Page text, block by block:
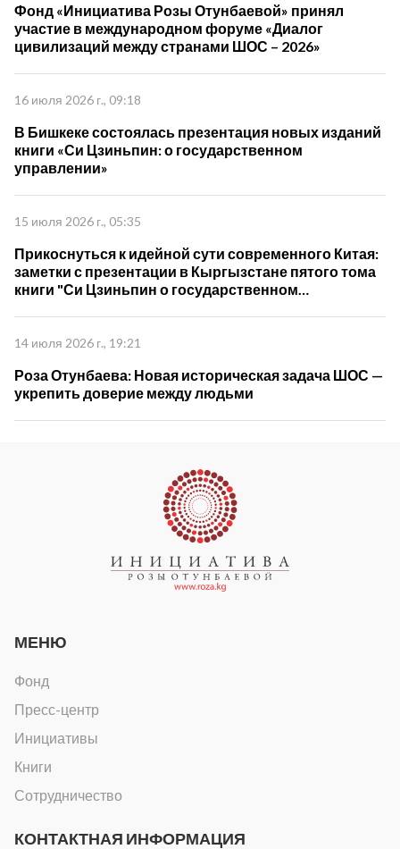
Фонд «Инициатива Розы Отунбаевой» принял
участие в международном форуме «Диалог
цивилизаций между странами ШОС – 2026»
16 июля 2026 г., 09:18
В Бишкеке состоялась презентация новых изданий
книги «Си Цзиньпин: о государственном
управлении»
15 июля 2026 г., 05:35
Прикоснуться к идейной сути современного Китая:
заметки с презентации в Кыргызстане пятого тома
книги "Си Цзиньпин о государственном
14 июля 2026 г., 19:21
Роза Отунбаева: Новая историческая задача ШОС —
укрепить доверие между людьми
МЕНЮ
Фонд
Пресс-центр
Инициативы
Книги
Сотрудничество
КОНТАКТНАЯ ИНФОРМАЦИЯ